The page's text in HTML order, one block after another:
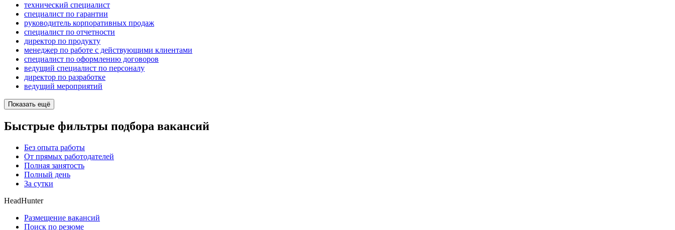
технический специалист
специалист по гарантии
руководитель корпоративных продаж
специалист по отчетности
директор по продукту
менеджер по работе с действующими клиентами
специалист по оформлению договоров
ведущий специалист по персоналу
директор по разработке
ведущий мероприятий
Показать ещё
Быстрые фильтры подбора вакансий
Без опыта работы
От прямых работодателей
Полная занятость
Полный день
За сутки
HeadHunter
Размещение вакансий
Поиск по резюме